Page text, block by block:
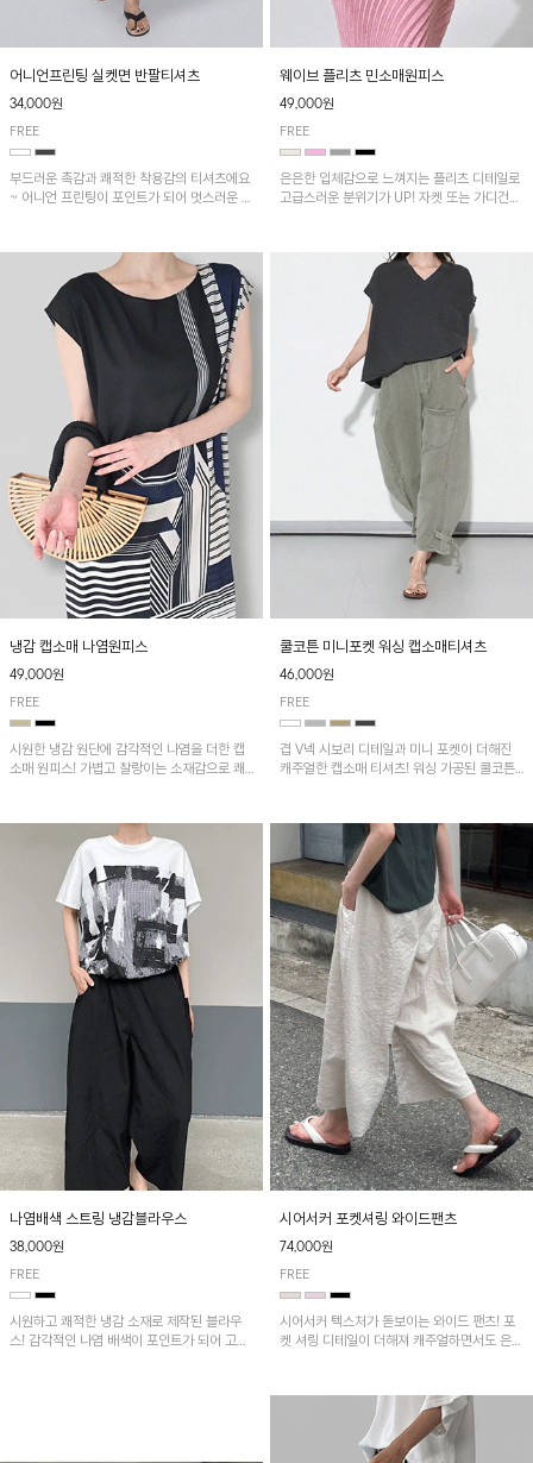
어니언프린팅 실켓면 반팔티셔츠
34,000원
FREE
부드러운 촉감과 쾌적한 착용감의 티셔츠에요
~ 어니언 프린팅이 포인트가 되어 멋스러운 아
웨이브 플리츠 민소매원피스
49,000원
FREE
은은한 입체감으로 느껴지는 플리츠 디테일로
고급스러운 분위기가 UP! 자켓 또는 가디건과
냉감 캡소매 나염원피스
49,000원
FREE
시원한 냉감 원단에 감각적인 나염을 더한 캡
소매 원피스! 가볍고 찰랑이는 소재감으로 쾌
쿨코튼 미니포켓 워싱 캡소매티셔츠
46,000원
FREE
겹 V넥 시보리 디테일과 미니 포켓이 더해진
캐주얼한 캡소매 티셔츠! 워싱 가공된 쿨코튼
나염배색 스트링 냉감블라우스
38,000원
FREE
시원하고 쾌적한 냉감 소재로 제작된 블라우
스! 감각적인 나염 배색이 포인트가 되어 고급
시어서커 포켓셔링 와이드팬츠
74,000원
FREE
시어서커 텍스처가 돋보이는 와이드 팬츠! 포
켓 셔링 디테일이 더해져 캐주얼하면서도 은은
다. 가볍고 쾌적한 착용감으로 여름철 데일리
아이템으로 활용하기 좋아요~